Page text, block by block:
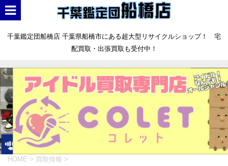
千葉鑑定団船橋店 千葉県船橋市にある超大型リサイクルショップ！ 宅
配買取・出張買取も受付中！
HOME > 買取情報 >